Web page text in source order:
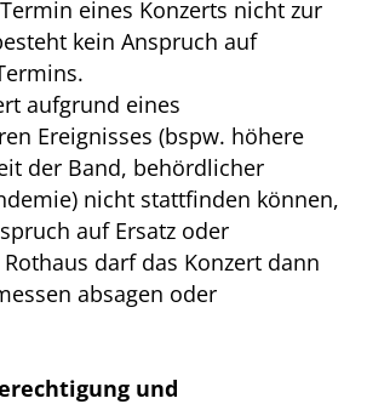
eines Konzerts nicht zur
kein Anspruch auf
aufgrund eines
Ereignisses (bspw. höhere
der Band, behördlicher
nicht stattfinden können,
auf Ersatz oder
darf das Konzert dann
absagen oder
und